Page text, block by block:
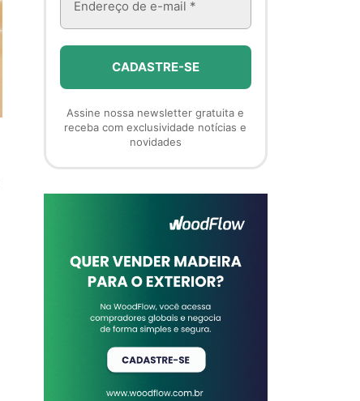
Assine nossa newsletter gratuita e
receba com exclusividade notícias e
novidades